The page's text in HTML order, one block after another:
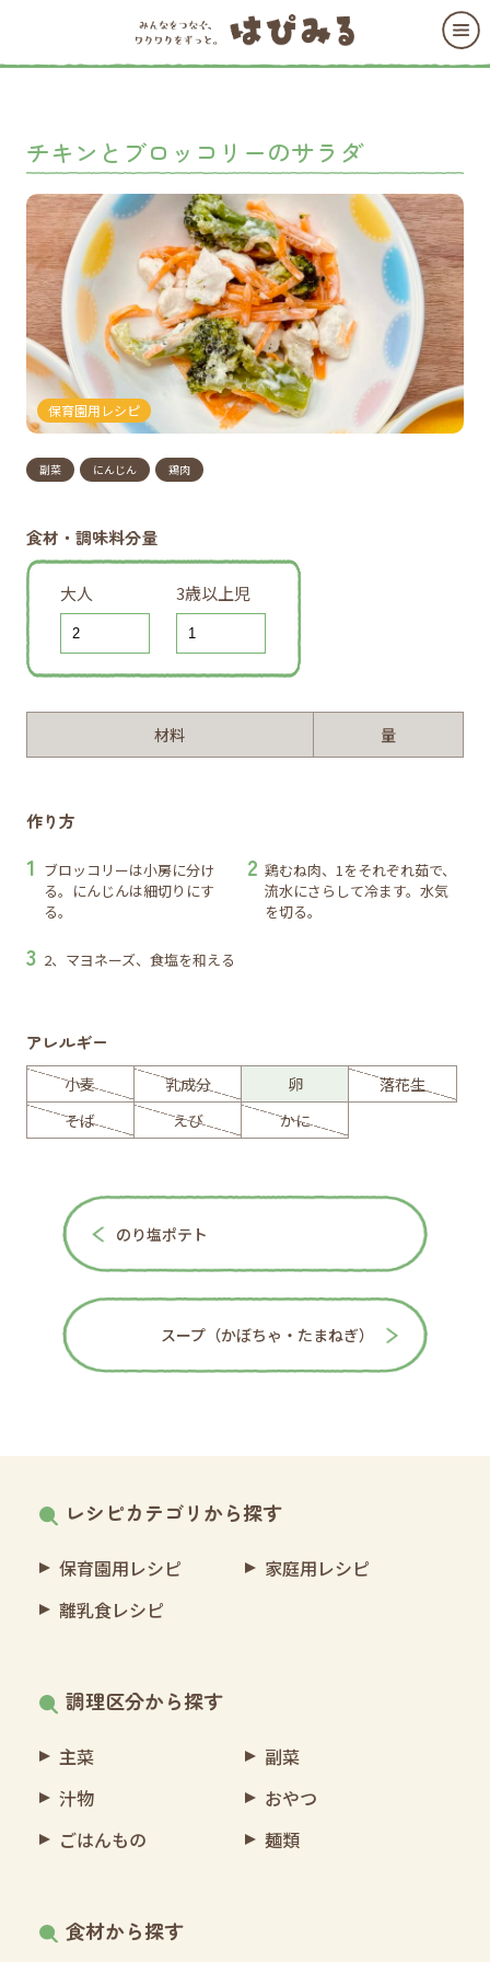
チキンとブロッコリーのサラダ
保育園用レシピ
副菜 にんじん 鶏肉
食材・調味料分量
大人 3歳以上児
材料 量
作り方
ブロッコリーは小房に分け
る。にんじんは細切りにす
る。
鶏むね肉、1をそれぞれ茹で、
流水にさらして冷ます。水気
を切る。
2、マヨネーズ、食塩を和える
アレルギー
小麦 乳成分 卵
落花生
そば
えび かに
のり塩ポテト
スープ（かぼちゃ・たまねぎ）
レシピカテゴリから探す
保育園用レシピ
家庭用レシピ
離乳食レシピ
調理区分から探す
主菜
副菜
汁物
おやつ
ごはんもの
麺類
食材から探す